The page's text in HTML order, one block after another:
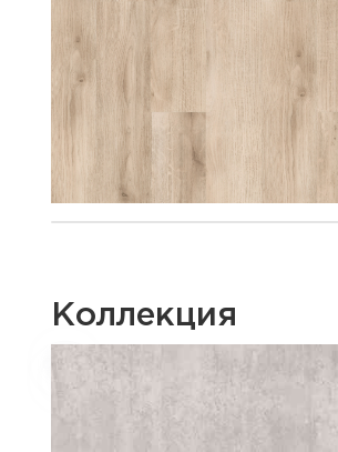
Коллекция